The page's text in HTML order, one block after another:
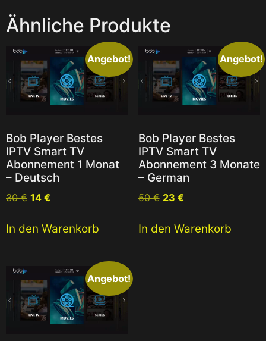
Ähnliche Produkte
Angebot!
Bob Player Bestes
IPTV Smart TV
Abonnement 1 Monat
– Deutsch
30€ 14 €
In den Warenkorb
Angebot!
Bob Player Bestes
IPTV Smart TV
Abonnement 3 Monate
– German
50€ 23 €
In den Warenkorb
Angebot!